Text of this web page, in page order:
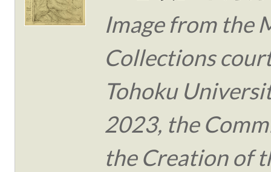
Image from the
Collections
Tohoku
2023, the
the Creation of